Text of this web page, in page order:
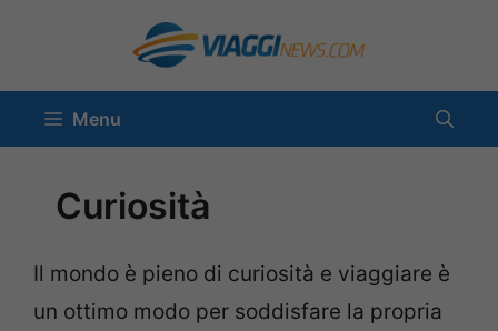
contenuto
Menu
Curiosità
Il mondo è pieno di curiosità e viaggiare è
un ottimo modo per soddisfare la propria